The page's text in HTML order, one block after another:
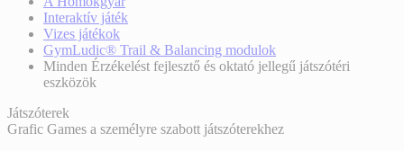
Interaktív játék
Vizes játékok
GymLudic® Trail & Balancing modulok
Minden Érzékelést fejlesztő és oktató jellegű játszótéri
eszközök
Játszóterek
Grafic Games a személyre szabott játszóterekhez